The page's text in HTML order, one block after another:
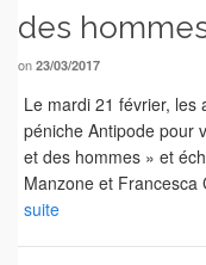
des
on 23/03/2017
Le mardi 21 février, les
péniche Antipode pour
et des hommes » et
Manzone et
suite